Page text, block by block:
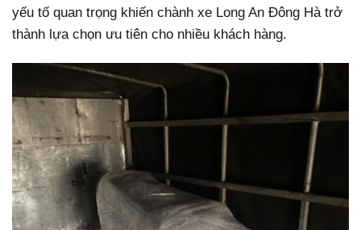
yếu tố quan trọng khiến chành xe Long An Đông Hà trở
thành lựa chọn ưu tiên cho nhiều khách hàng.